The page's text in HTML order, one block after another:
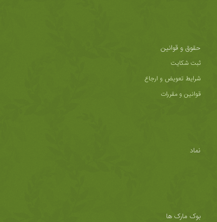
حقوق و قوانین
ثبت شکایت
شرایط تعویض و ارجاع
قوانین و مقررات
نماد
بوک مارک ها